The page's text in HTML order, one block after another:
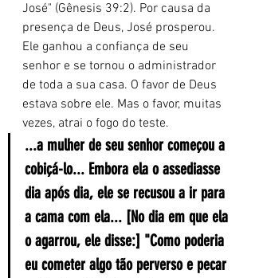
José" (Gênesis 39:2). Por causa da
presença de Deus, José prosperou.
Ele ganhou a confiança de seu
senhor e se tornou o administrador
de toda a sua casa. O favor de Deus
estava sobre ele. Mas o favor, muitas
vezes, atrai o fogo do teste.
...a mulher de seu senhor começou a
cobiçá-lo... Embora ela o assediasse
dia após dia, ele se recusou a ir para
a cama com ela... [No dia em que ela
o agarrou, ele disse:] "Como poderia
eu cometer algo tão perverso e pecar